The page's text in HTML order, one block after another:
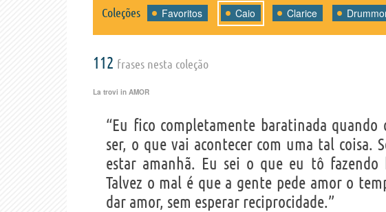
Coleções Favoritos Caio Clarice
112 frases nesta coleção
La trovi in AMOR
“Eu fico completamente baratinada
ser, o que vai acontecer com uma tal coisa.
estar amanhã. Eu sei o que eu tô
Talvez o mal é que a gente pede amor o
dar amor, sem esperar reciprocidade.”